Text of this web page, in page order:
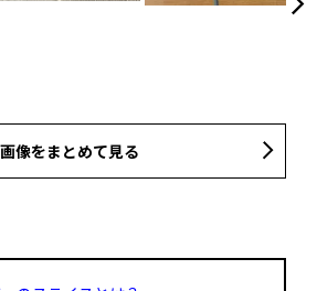
画像をまとめて見る